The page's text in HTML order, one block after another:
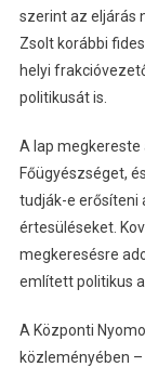
szerint az eljárás
Zsolt korábbi
helyi
politikusát is.
A lap megkereste
Főügyészséget,
tudják-e erősíteni
értesüléseket.
megkeresésre
említett politikus
A Központi
közleményében